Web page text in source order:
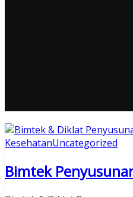
KesehatanUncategorized
Bimtek